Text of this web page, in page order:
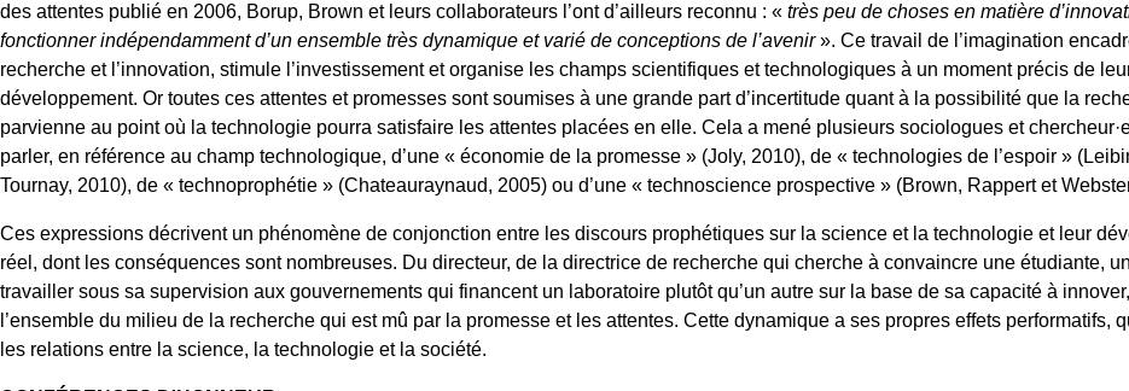
des attentes publié en 2006, Borup, Brown et leurs collaborateurs l’ont d’ailleurs reconnu : « très peu de choses en matière
fonctionner indépendamment d’un ensemble très dynamique et varié de conceptions de l’avenir». Ce travail de l’imagination
recherche et l’innovation, stimule l’investissement et organise les champs scientifiques et technologiques à un moment précis de
développement. Or toutes ces attentes et promesses sont soumises à une grande part d’incertitude quant à la possibilité que la
parvienne au point où la technologie pourra satisfaire les attentes placées en elle. Cela a mené plusieurs sociologues et
parler, en référence au champ technologique, d’une « économie de la promesse » (Joly, 2010), de « technologies de l’espoir »
Tournay, 2010), de « technoprophétie » (Chateauraynaud, 2005) ou d’une « technoscience prospective » (Brown, Rappert et
Ces expressions décrivent un phénomène de conjonction entre les discours prophétiques sur la science et la technologie et leur
réel, dont les conséquences sont nombreuses. Du directeur, de la directrice de recherche qui cherche à convaincre une étudiante,
travailler sous sa supervision aux gouvernements qui financent un laboratoire plutôt qu’un autre sur la base de sa capacité à innover,
l’ensemble du milieu de la recherche qui est mû par la promesse et les attentes. Cette dynamique a ses propres effets performatifs,
les relations entre la science, la technologie et la société.